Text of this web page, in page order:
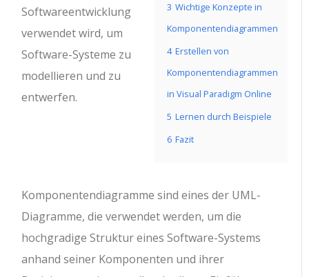
3 Wichtige Konzepte in
Komponentendiagrammen
4 Erstellen von
Komponentendiagrammen
in Visual Paradigm Online
5 Lernen durch Beispiele
6 Fazit
Softwareentwicklung
verwendet wird, um
Software-Systeme zu
modellieren und zu
entwerfen.
Komponentendiagramme sind eines der UML-
Diagramme, die verwendet werden, um die
hochgradige Struktur eines Software-Systems
anhand seiner Komponenten und ihrer